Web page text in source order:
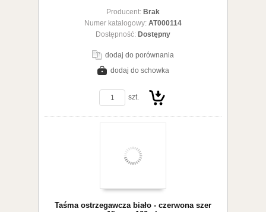
koszyka
Producent: Brak
Numer katalogowy: AT000114
Dostępność: Dostępny
dodaj do porównania
dodaj do schowka
szt.
Taśma ostrzegawcza biało - czerwona szer